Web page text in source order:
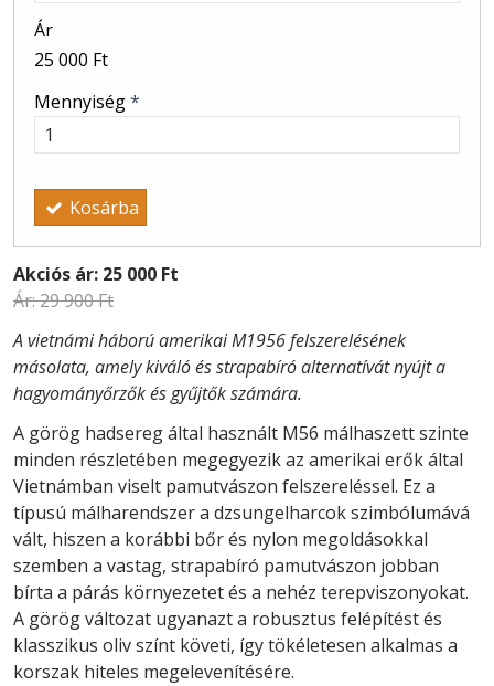
Ár
25 000 Ft
Mennyiség*
Kosárba
Akciós ár: 25 000 Ft
Ár:29 900 Ft
A vietnámi háború amerikai M1956 felszerelésének
másolata, amely kiváló és strapabíró alternatívát nyújt a
hagyományőrzők és gyűjtők számára.
A görög hadsereg által használt M56 málhaszett szinte
minden részletében megegyezik az amerikai erők által
Vietnámban viselt pamutvászon felszereléssel. Ez a
típusú málharendszer a dzsungelharcok szimbólumává
vált, hiszen a korábbi bőr és nylon megoldásokkal
szemben a vastag, strapabíró pamutvászon jobban
bírta a párás környezetet és a nehéz terepviszonyokat.
A görög változat ugyanazt a robusztus felépítést és
klasszikus oliv színt követi, így tökéletesen alkalmas a
korszak hiteles megelevenítésére.